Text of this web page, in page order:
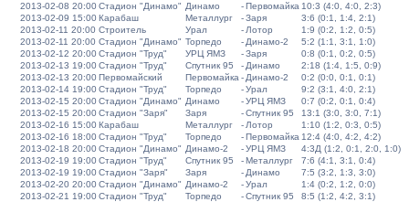
2013-02-08 20:00Стадион "Динамо" Динамо -Первомайка 10:3 (4:0, 4:0, 2:3)
2013-02-09 15:00Карабаш Металлург -Заря
3:6 (0:1, 1:4, 2:1)
2013-02-11 20:00 Строитель Урал - Лотор
1:9 (0:2, 1:2, 0:5)
2013-02-11 20:00 Стадион "Динамо" Торпедо - Динамо-2
5:2 (1:1, 3:1, 1:0)
2013-02-12 20:00Стадион "Труд" УРЦ ЯМЗ -Заря
0:8 (0:1, 0:2, 0:5)
2013-02-13 19:00Стадион "Труд" Спутник 95 - Динамо
2:18 (1:4, 1:5, 0:9)
2013-02-13 20:00Первомайский Первомайка - Динамо-2
0:2 (0:0, 0:1, 0:1)
2013-02-14 19:00Стадион "Труд" Торпедо -Урал
9:2 (3:1, 4:0, 2:1)
2013-02-15 20:00Стадион "Динамо" Динамо -УРЦ ЯМЗ
0:7 (0:2, 0:1, 0:4)
2013-02-15 20:00Стадион "Заря" Заря -Спутник 95
13:1 (3:0, 3:0, 7:1)
2013-02-16 15:00Карабаш Металлург - Лотор
1:10 (1:2, 0:3, 0:5)
2013-02-16 18:00Стадион "Труд" Торпедо -Первомайка 12:4 (4:0, 4:2, 4:2)
2013-02-18 20:00Стадион "Динамо" Динамо-2 -УРЦ ЯМЗ
4:3Д (1:2, 0:1, 2:0, 1:0)
2013-02-19 19:00Стадион "Труд" Спутник 95 -Металлург
7:6 (4:1, 3:1, 0:4)
2013-02-19 19:00Стадион "Заря" Заря - Динамо
7:5 (3:2, 1:3, 3:0)
2013-02-20 20:00Стадион "Динамо" Динамо-2 -Урал
1:4 (0:2, 1:2, 0:0)
2013-02-21 19:00Стадион "Труд" Торпедо -Спутник 95
8:5 (1:2, 4:2, 3:1)